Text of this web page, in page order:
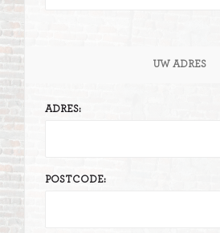
UW ADRES
ADRES:
POSTCODE: